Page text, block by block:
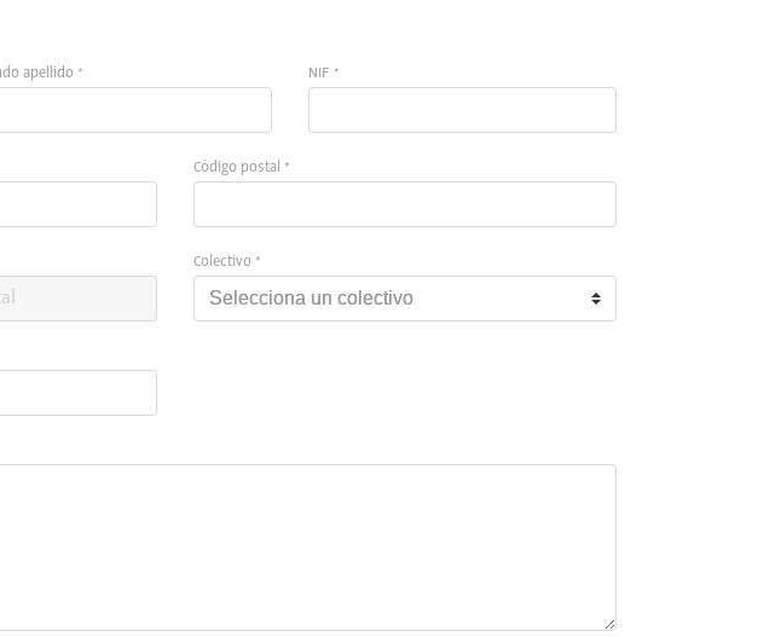
apellido * NIF *
Código postal *
Colectivo *